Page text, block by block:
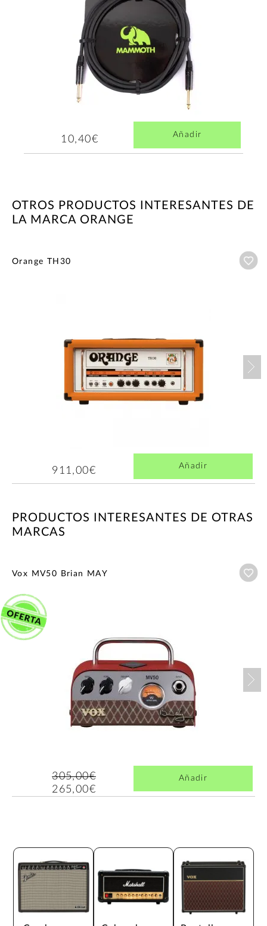
10,40€ Añadir
OTROS PRODUCTOS INTERESANTES DE
LA MARCA ORANGE
Orange TH30
911,00€ Añadir
PRODUCTOS INTERESANTES DE OTRAS
MARCAS
Vox MV50 Brian MAY
305,00€
265,00€
Añadir